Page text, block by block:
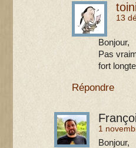
13
Bonjour,
Pas
fort
Répondre
1
Bonjour,